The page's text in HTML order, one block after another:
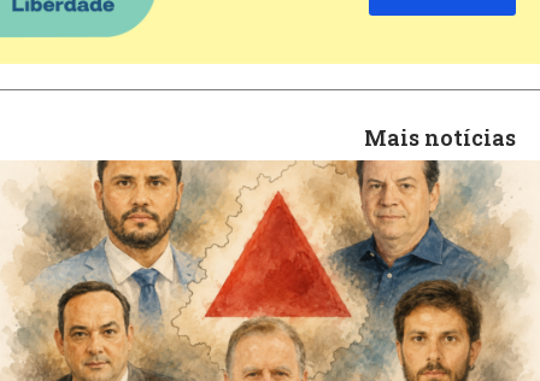
Mais notícias